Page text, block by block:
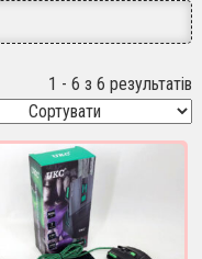
1 - 6 з 6 результатів